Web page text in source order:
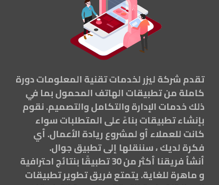
تقدم شركة ليزر لخدمات تقنية المعلومات دورة
كاملة من تطبيقات الهاتف المحمول بما في
ذلك خدمات الإدارة والتكامل والتصميم. نقوم
بإنشاء تطبيقات بناءً على المتطلبات سواء
كانت للعملاء أو لمشروع ريادة الأعمال. أي
فكرة لديك ، سننقلها إلى تطبيق جوال.
أنشأ فريقنا أكثر من 30 تطبيقًا بنتائج احترافية
و ماهرة للغاية. يتمتع فريق تطوير تطبيقات